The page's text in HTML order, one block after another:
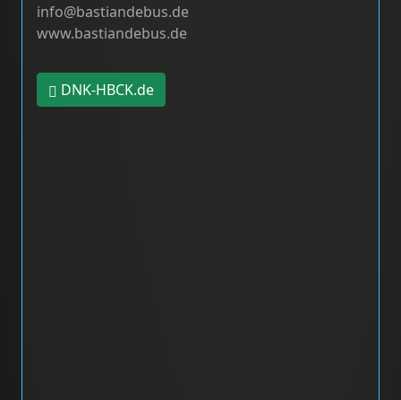
info@bastiandebus.de
www.bastiandebus.de
DNK-HBCK.de